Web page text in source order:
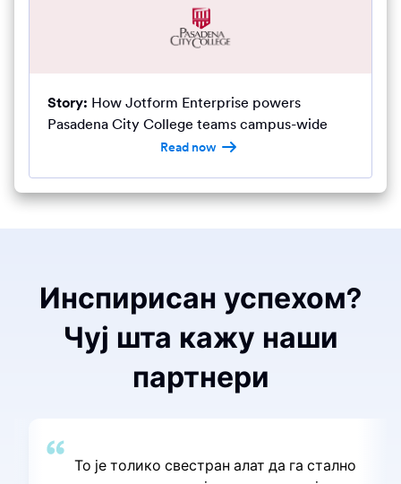
Story: How Jotform Enterprise powers
Pasadena City College teams campus-wide
Read now
Инспирисан успехом?
Чуј шта кажу наши
партнери
То је толико свестран алат да га стално